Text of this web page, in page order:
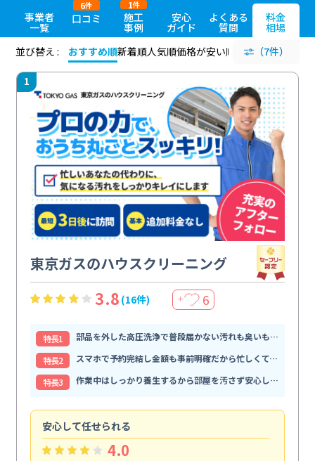
事業者
一覧
口コミ
6件
施工
事例
1件
安心
ガイド
よくある
質問
料金
相場
並び替え :
おすすめ順新着順人気順価格が安い順 評価が高い順
（7件）
1
東京ガスのハウスクリーニング
3.8 (16件) ＋ 6
特⻑1
部品を外した高圧洗浄で普段届かない汚れも臭いもすっきり解消
特⻑2
スマホで予約完結し金額も事前明確だから忙しくても頼みやすい
特⻑3
作業中はしっかり養生するから部屋を汚さず安心して任せられる
安心して任せられる
4.0